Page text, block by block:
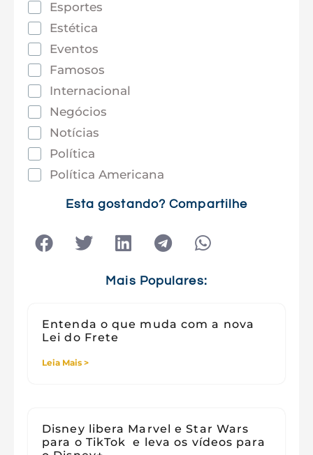
Esportes
Estética
Eventos
Famosos
Internacional
Negócios
Notícias
Política
Política Americana
Tecnologia
Esta gostando? Compartilhe
Mais Populares:
Entenda o que muda com a nova
Lei do Frete
Leia Mais >
Disney libera Marvel e Star Wars
para o TikTok e leva os vídeos para